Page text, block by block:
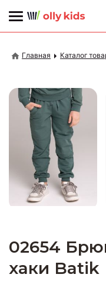
Главная Каталог
02654
хаки Batik